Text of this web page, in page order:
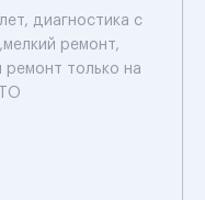
диагностика с
ремонт,
только на